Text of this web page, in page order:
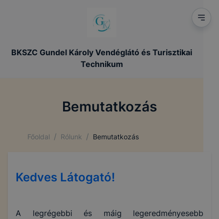
BKSZC Gundel Károly Vendéglátó és Turisztikai
Technikum
Bemutatkozás
Főoldal / Rólunk / Bemutatkozás
Kedves Látogató!
A legrégebbi és máig legeredményesebb